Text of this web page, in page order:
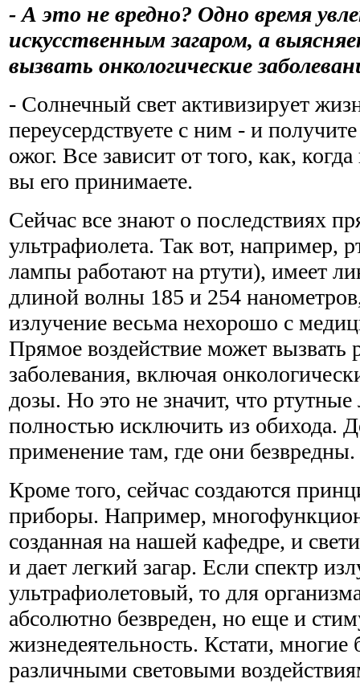
- А это не вредно? Одно время
искусственным загаром, а
вызвать онкологические
- Солнечный свет активизирует
переусердствуете с ним - и
ожог. Все зависит от того, как,
вы его принимаете.
Сейчас все знают о последствиях
ультрафиолета. Так вот, например,
лампы работают на ртути), имеет
длиной волны 185 и 254
излучение весьма нехорошо с
Прямое воздействие может вызвать
заболевания, включая
дозы. Но это не значит, что
полностью исключить из обихода.
применение там, где они безвредны.
Кроме того, сейчас создаются
приборы. Например,
созданная на нашей кафедре, и
и дает легкий загар. Если спектр
ультрафиолетовый, то для
абсолютно безвреден, но еще и
жизнедеятельность. Кстати, многие
различными световыми